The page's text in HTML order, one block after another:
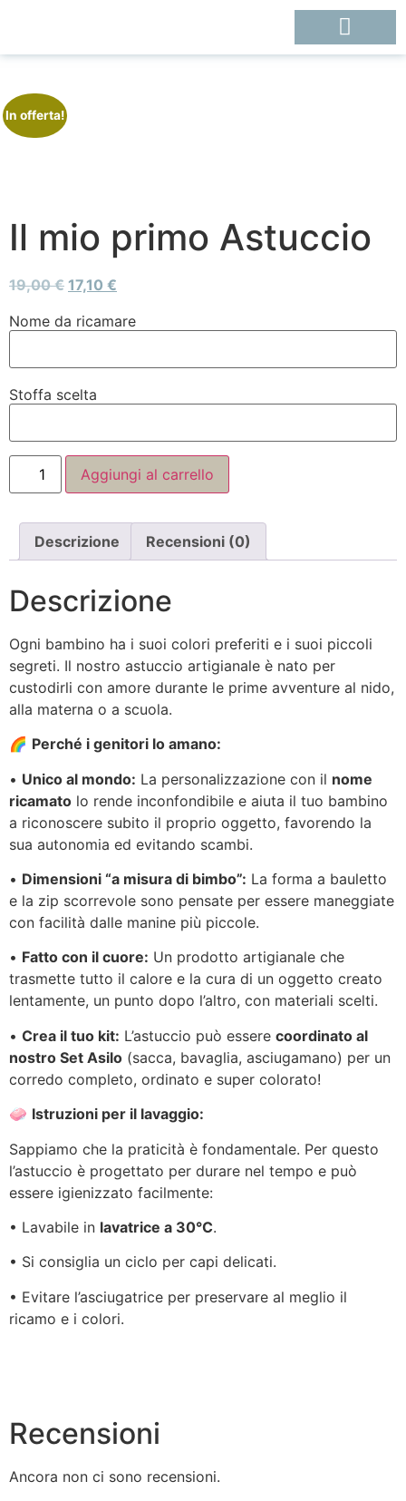
In offerta!
Il mio primo Astuccio
19,00€ 17,10 €
Nome da ricamare
Stoffa scelta
Aggiungi al carrello
Descrizione Recensioni (0)
Descrizione
Ogni bambino ha i suoi colori preferiti e i suoi piccoli
segreti. Il nostro astuccio artigianale è nato per
custodirli con amore durante le prime avventure al nido,
alla materna o a scuola.
🌈 Perché i genitori lo amano:
• Unico al mondo: La personalizzazione con il nome
ricamato lo rende inconfondibile e aiuta il tuo bambino
a riconoscere subito il proprio oggetto, favorendo la
sua autonomia ed evitando scambi.
• Dimensioni “a misura di bimbo”: La forma a bauletto
e la zip scorrevole sono pensate per essere maneggiate
con facilità dalle manine più piccole.
• Fatto con il cuore: Un prodotto artigianale che
trasmette tutto il calore e la cura di un oggetto creato
lentamente, un punto dopo l’altro, con materiali scelti.
• Crea il tuo kit: L’astuccio può essere coordinato al
nostro Set Asilo (sacca, bavaglia, asciugamano) per un
corredo completo, ordinato e super colorato!
🧼 Istruzioni per il lavaggio:
Sappiamo che la praticità è fondamentale. Per questo
l’astuccio è progettato per durare nel tempo e può
essere igienizzato facilmente:
• Lavabile in lavatrice a 30°C.
• Si consiglia un ciclo per capi delicati.
• Evitare l’asciugatrice per preservare al meglio il
ricamo e i colori.
Recensioni
Ancora non ci sono recensioni.